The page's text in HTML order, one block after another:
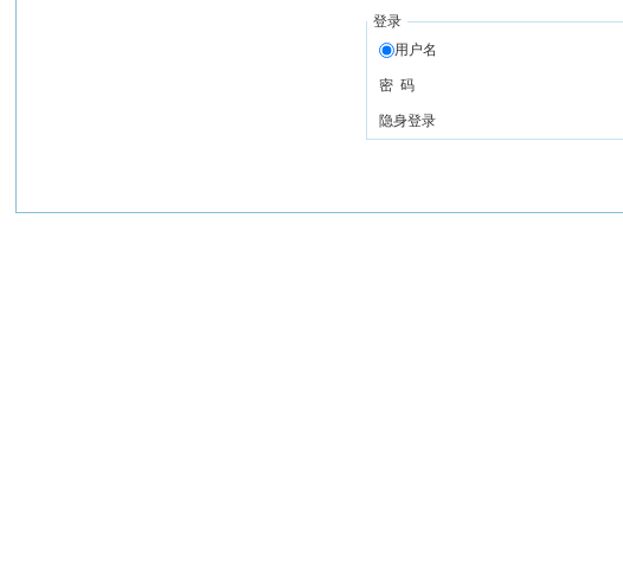
登录
用户名
密 码
隐身登录